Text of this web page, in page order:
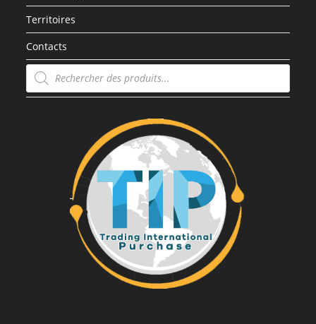
Territoires
Contacts
Recherche
de
produits